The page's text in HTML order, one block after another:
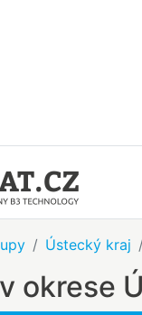
Ústecký kraj
okrese